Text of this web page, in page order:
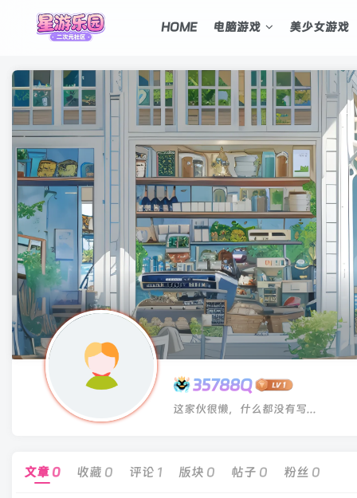
HOME 电脑游戏 美少女游戏
35788Q
这家伙很懒，什么都没有写...
文章 0 收藏 0 评论 1 版块 0 帖子 0 粉丝 0